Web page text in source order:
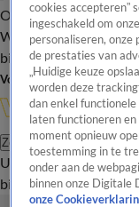
Overzicht Onze
Wandelgangen
bijwonenPodcastShop
Volg Vandaag Inside
Zoeken
Uitzendingen
bijwonen
cookies accepteren”
ingeschakeld om
personaliseren,
de prestaties van
„Huidige keuze
worden deze
dan enkel
laten functioneren
moment opnieuw
toestemming in te
onder aan de
binnen onze Digitale
onze